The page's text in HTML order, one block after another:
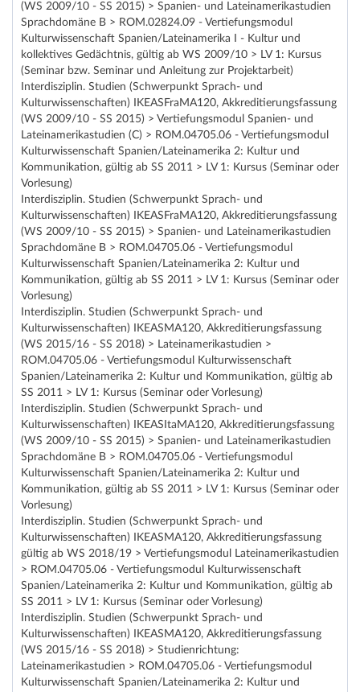
(WS 2009/10 - SS 2015) > Spanien- und Lateinamerikastudien
Sprachdomäne B > ROM.02824.09 - Vertiefungsmodul
Kulturwissenschaft Spanien/Lateinamerika I - Kultur und
kollektives Gedächtnis, gültig ab WS 2009/10 > LV 1: Kursus
(Seminar bzw. Seminar und Anleitung zur Projektarbeit)
Interdisziplin. Studien (Schwerpunkt Sprach- und
Kulturwissenschaften) IKEASFraMA120, Akkreditierungsfassung
(WS 2009/10 - SS 2015) > Vertiefungsmodul Spanien- und
Lateinamerikastudien (C) > ROM.04705.06 - Vertiefungsmodul
Kulturwissenschaft Spanien/Lateinamerika 2: Kultur und
Kommunikation, gültig ab SS 2011 > LV 1: Kursus (Seminar oder
Vorlesung)
Interdisziplin. Studien (Schwerpunkt Sprach- und
Kulturwissenschaften) IKEASFraMA120, Akkreditierungsfassung
(WS 2009/10 - SS 2015) > Spanien- und Lateinamerikastudien
Sprachdomäne B > ROM.04705.06 - Vertiefungsmodul
Kulturwissenschaft Spanien/Lateinamerika 2: Kultur und
Kommunikation, gültig ab SS 2011 > LV 1: Kursus (Seminar oder
Vorlesung)
Interdisziplin. Studien (Schwerpunkt Sprach- und
Kulturwissenschaften) IKEASMA120, Akkreditierungsfassung
(WS 2015/16 - SS 2018) > Lateinamerikastudien >
ROM.04705.06 - Vertiefungsmodul Kulturwissenschaft
Spanien/Lateinamerika 2: Kultur und Kommunikation, gültig ab
SS 2011 > LV 1: Kursus (Seminar oder Vorlesung)
Interdisziplin. Studien (Schwerpunkt Sprach- und
Kulturwissenschaften) IKEASItaMA120, Akkreditierungsfassung
(WS 2009/10 - SS 2015) > Spanien- und Lateinamerikastudien
Sprachdomäne B > ROM.04705.06 - Vertiefungsmodul
Kulturwissenschaft Spanien/Lateinamerika 2: Kultur und
Kommunikation, gültig ab SS 2011 > LV 1: Kursus (Seminar oder
Vorlesung)
Interdisziplin. Studien (Schwerpunkt Sprach- und
Kulturwissenschaften) IKEASMA120, Akkreditierungsfassung
gültig ab WS 2018/19 > Vertiefungsmodul Lateinamerikastudien
> ROM.04705.06 - Vertiefungsmodul Kulturwissenschaft
Spanien/Lateinamerika 2: Kultur und Kommunikation, gültig ab
SS 2011 > LV 1: Kursus (Seminar oder Vorlesung)
Interdisziplin. Studien (Schwerpunkt Sprach- und
Kulturwissenschaften) IKEASMA120, Akkreditierungsfassung
(WS 2015/16 - SS 2018) > Studienrichtung:
Lateinamerikastudien > ROM.04705.06 - Vertiefungsmodul
Kulturwissenschaft Spanien/Lateinamerika 2: Kultur und